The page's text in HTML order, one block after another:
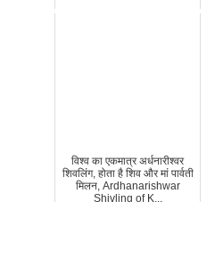
विश्व का एकमात्र अर्धनारीश्वर
शिवलिंग, होता है शिव और मां पार्वती
मिलन, Ardhanarishwar
Shivling of K...